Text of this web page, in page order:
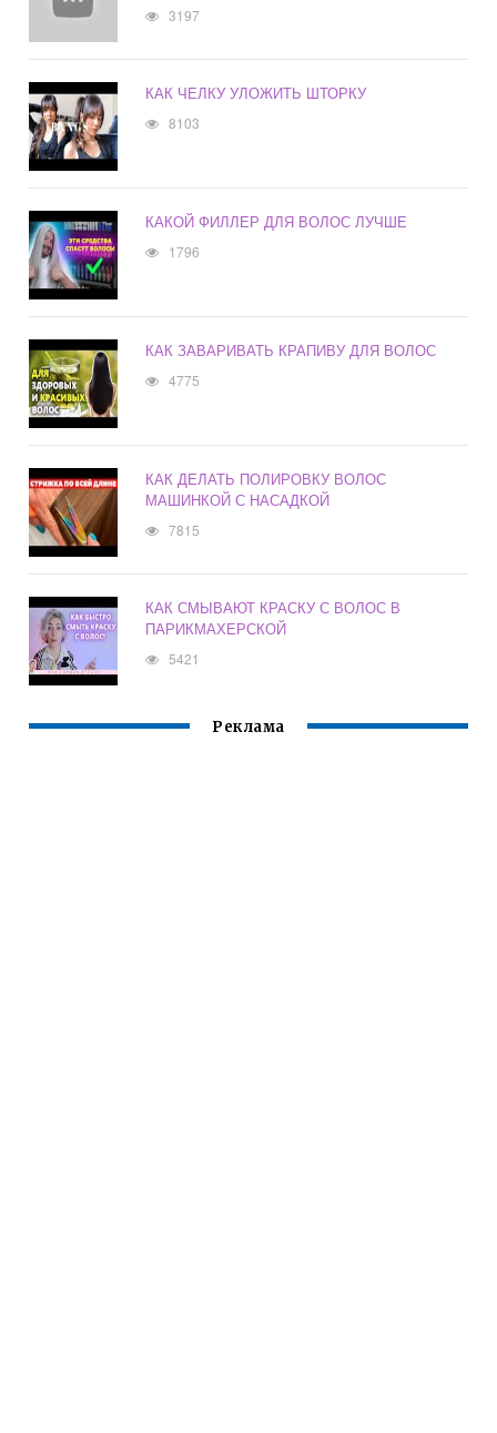
3197
КАК ЧЕЛКУ УЛОЖИТЬ ШТОРКУ
8103
КАКОЙ ФИЛЛЕР ДЛЯ ВОЛОС ЛУЧШЕ
1796
КАК ЗАВАРИВАТЬ КРАПИВУ ДЛЯ ВОЛОС
4775
КАК ДЕЛАТЬ ПОЛИРОВКУ ВОЛОС
МАШИНКОЙ С НАСАДКОЙ
7815
КАК СМЫВАЮТ КРАСКУ С ВОЛОС В
ПАРИКМАХЕРСКОЙ
5421
Реклама